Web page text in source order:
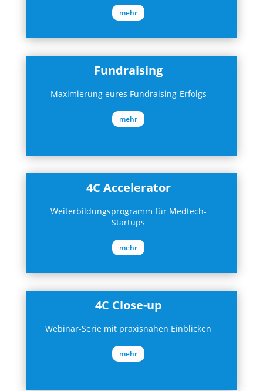
mehr
Fundraising
Maximierung eures Fundraising-Erfolgs
mehr
4C Accelerator
Weiterbildungsprogramm für Medtech-
Startups
mehr
4C Close-up
Webinar-Serie mit praxisnahen Einblicken
mehr